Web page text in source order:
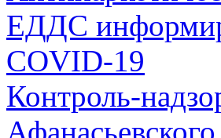
ЕДДС
COVID-19
Контроль-